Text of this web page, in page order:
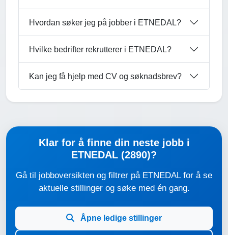
Hvordan søker jeg på jobber i ETNEDAL?
Hvilke bedrifter rekrutterer i ETNEDAL?
Kan jeg få hjelp med CV og søknadsbrev?
Klar for å finne din neste jobb i
ETNEDAL (2890)?
Gå til jobboversikten og filtrer på ETNEDAL for å se
aktuelle stillinger og søke med én gang.
Åpne ledige stillinger